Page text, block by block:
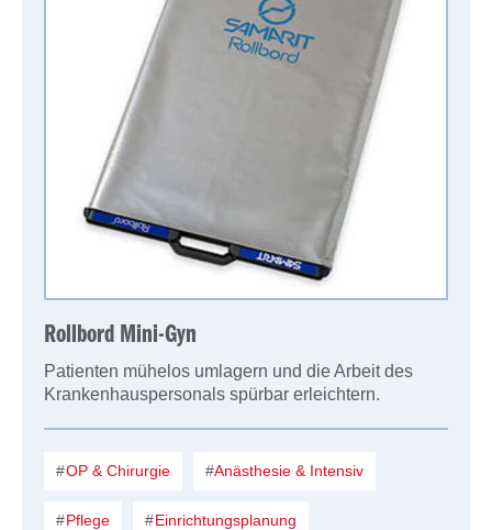
Rollbord Mini-Gyn
Patienten mühelos umlagern und die Arbeit des
Krankenhauspersonals spürbar erleichtern.
OP & Chirurgie Anästhesie & Intensiv
Pflege Einrichtungsplanung